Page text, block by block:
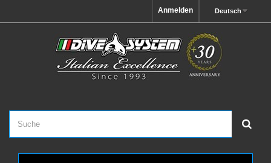
Deutsch
Anmelden